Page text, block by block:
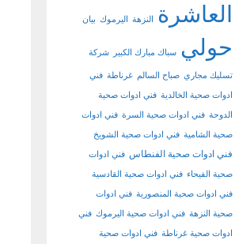
العاشرة
النزهة اليرموك بيان
حولي سباك مبارك الكبير شركة
تسليك مجاري صباح السالم غرناطة فني
ادوات صحية الخالدية فني ادوات صحية
الدوحة فني ادوات صحية السرة فني ادوات
صحية الشامية فني ادوات صحية الشويخ
فني ادوات صحية الفنطاس فني ادوات
صحية الفيحاء فني ادوات صحية القادسية
فني ادوات صحية المنصورية فني ادوات
صحية النزهة فني ادوات صحية اليرموك فني
ادوات صحية غرناطة فني ادوات صحية